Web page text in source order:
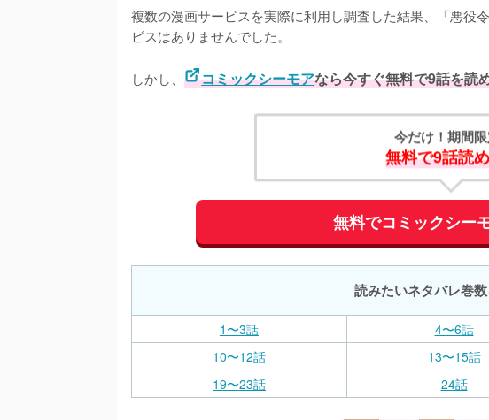
複数の漫画サービスを実際に利用し調査した結果、「悪役
ビスはありませんでした。
しかし、 コミックシーモアなら今すぐ無料で9話を読
今だけ！期間
無料で9話読
無料でコミックシー
読みたいネタバレ巻
1〜3話 4〜6話
10〜12話
13〜15話
19〜23話
24話